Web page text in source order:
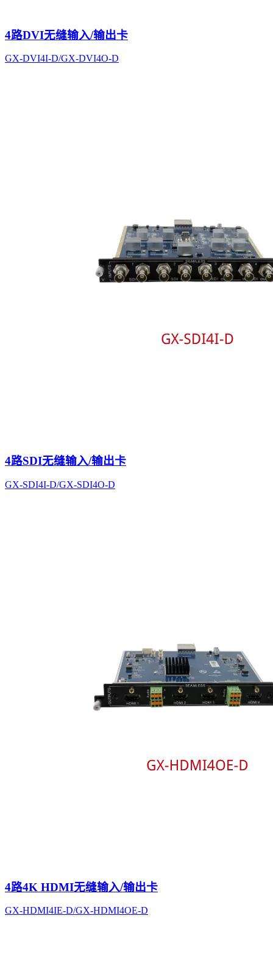
4路DVI无缝输入/输出卡
GX-DVI4I-D/GX-DVI4O-D
4路SDI无缝输入/输出卡
GX-SDI4I-D/GX-SDI4O-D
4路4K HDMI无缝输入/输出卡
GX-HDMI4IE-D/GX-HDMI4OE-D